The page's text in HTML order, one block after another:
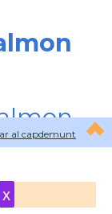
al capdemunt
x